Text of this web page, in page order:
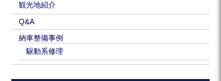
観光地紹介
Q&A
納車整備事例
駆動系修理